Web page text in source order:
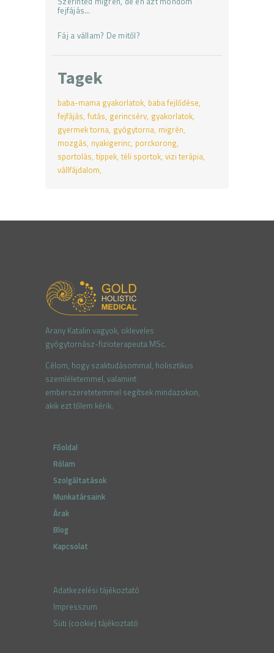
fejfájás…
Fáj a vállam? De mitől?
Tagek
baba-mama gyakorlatok baba fejlődése
fejfájás futás gerincsérv gyakorlatok
gyermek torna gyógytorna migrén
mozgás nyakigerinc porckorong
sportolás tippek téli sportok vizi terápia
vállfájdalom
Arany Katalin vagyok, okleveles
gyógytornász-fizioterapeuta MSc.
Célom, hogy szaktudásommal, holisztikus
szemléletemmel, valamint
emberszeretetemmel segítsek mindazokon,
akik ezt tőlem kérik.
Főoldal
Rólam
Szolgáltatások
Munkatársaink
Árak
Blog
Kapcsolat
Adatkezelési tájékoztató
Impresszum
Süti (cookie) tájékoztató